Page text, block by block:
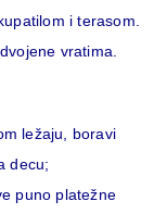
i terasom.
vratima.
ležaju, boravi
decu;
puno platežne